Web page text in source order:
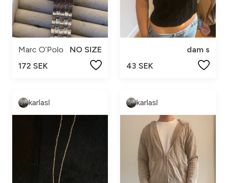
Marc O’Polo
NO SIZE
172 SEK
dam s
43 SEK
karlasl karlasl